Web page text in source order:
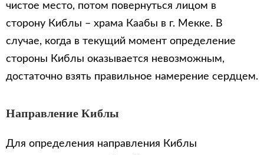
чистое место, потом повернуться лицом в
сторону Киблы – храма Каабы в г. Мекке. В
случае, когда в текущий момент определение
стороны Киблы оказывается невозможным,
достаточно взять правильное намерение сердцем.
Направление Киблы
Для определения направления Киблы